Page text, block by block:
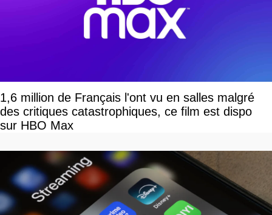
1,6 million de Français l'ont vu en salles malgré
des critiques catastrophiques, ce film est dispo
sur HBO Max